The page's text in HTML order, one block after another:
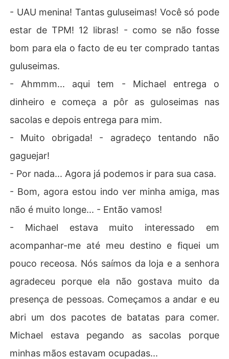
- UAU menina! Tantas guluseimas! Você só pode
estar de TPM! 12 libras! - como se não fosse
bom para ela o facto de eu ter comprado tantas
guluseimas.
- Ahmmm... aqui tem - Michael entrega o
dinheiro e começa a pôr as guloseimas nas
sacolas e depois entrega para mim.
- Muito obrigada! - agradeço tentando não
gaguejar!
- Por nada... Agora já podemos ir para sua casa.
- Bom, agora estou indo ver minha amiga, mas
não é muito longe... - Então vamos!
- Michael estava muito interessado em
acompanhar-me até meu destino e fiquei um
pouco receosa. Nós saímos da loja e a senhora
agradeceu porque ela não gostava muito da
presença de pessoas. Começamos a andar e eu
abri um dos pacotes de batatas para comer.
Michael estava pegando as sacolas porque
minhas mãos estavam ocupadas...